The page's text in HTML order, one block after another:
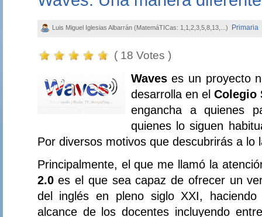
Luis Miguel Iglesias Albarrán (MatemáTICas: 1,1,2,3,5,8,13,...) Primaria
( 18 Votes )
Waveses un proyecto
desarrolla en el Colegio
engancha a quienes
quienes lo siguen
Por diversos motivos que descubrirás a lo
Principalmente, el que me llamó la
2.0es el que sea capaz de ofrecer un
del inglés en pleno siglo XXI,
alcance de los docentes incluyendo